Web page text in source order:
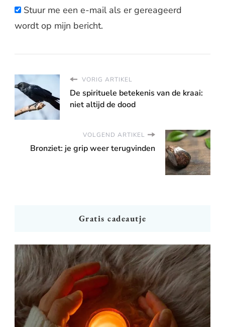
Stuur me een e-mail als er gereageerd
wordt op mijn bericht.
VORIG ARTIKEL
De spirituele betekenis van de kraai:
niet altijd de dood
VOLGEND ARTIKEL
Bronziet: je grip weer terugvinden
Gratis cadeautje